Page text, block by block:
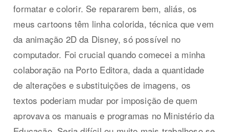
formatar e colorir. Se repararem bem, aliás, os
meus cartoons têm linha colorida, técnica que vem
da animação 2D da Disney, só possível no
computador. Foi crucial quando comecei a minha
colaboração na Porto Editora, dada a quantidade
de alterações e substituições de imagens, os
textos poderiam mudar por imposição de quem
aprovava os manuais e programas no Ministério da